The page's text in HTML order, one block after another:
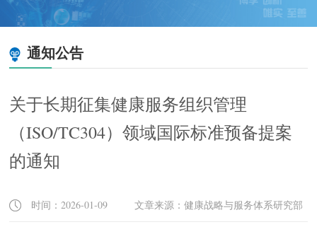
通知公告
关于长期征集健康服务组织管理
（ISO/TC304）领域国际标准预备提案
的通知
时间：2026-01-09 文章来源：健康战略与服务体系研究部